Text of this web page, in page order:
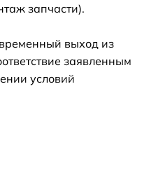
запчасти).
выход из
заявленным
условий